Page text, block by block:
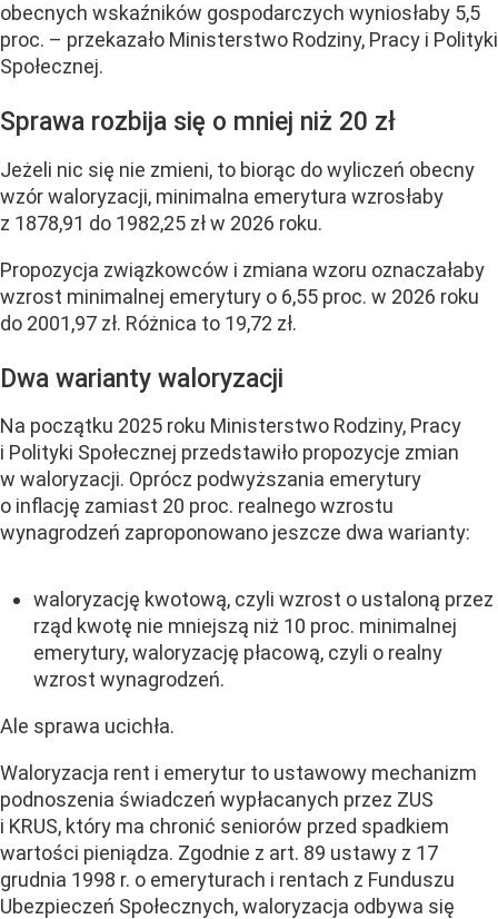
obecnych wskaźników gospodarczych wyniosłaby 5,5
proc. – przekazało Ministerstwo Rodziny, Pracy i Polityki
Społecznej.
Sprawa rozbija się o mniej niż 20 zł
Jeżeli nic się nie zmieni, to biorąc do wyliczeń obecny
wzór waloryzacji, minimalna emerytura wzrosłaby
z 1878,91 do 1982,25 zł w 2026 roku.
Propozycja związkowców i zmiana wzoru oznaczałaby
wzrost minimalnej emerytury o 6,55 proc. w 2026 roku
do 2001,97 zł. Różnica to 19,72 zł.
Dwa warianty waloryzacji
Na początku 2025 roku Ministerstwo Rodziny, Pracy
i Polityki Społecznej przedstawiło propozycje zmian
w waloryzacji. Oprócz podwyższania emerytury
o inflację zamiast 20 proc. realnego wzrostu
wynagrodzeń zaproponowano jeszcze dwa warianty:
waloryzację kwotową, czyli wzrost o ustaloną przez
rząd kwotę nie mniejszą niż 10 proc. minimalnej
emerytury, waloryzację płacową, czyli o realny
wzrost wynagrodzeń.
Ale sprawa ucichła.
Waloryzacja rent i emerytur to ustawowy mechanizm
podnoszenia świadczeń wypłacanych przez ZUS
i KRUS, który ma chronić seniorów przed spadkiem
wartości pieniądza. Zgodnie z art. 89 ustawy z 17
grudnia 1998 r. o emeryturach i rentach z Funduszu
Ubezpieczeń Społecznych, waloryzacja odbywa się